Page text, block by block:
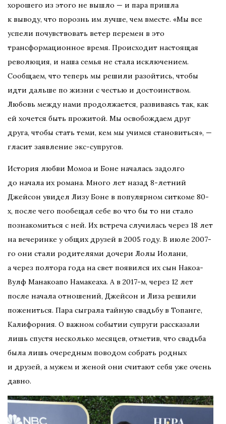
хорошего из этого не вышло — и пара пришла
к выводу, что порознь им лучше, чем вместе. «Мы все
успели почувствовать ветер перемен в это
трансформационное время. Происходит настоящая
революция, и наша семья не стала исключением.
Сообщаем, что теперь мы решили разойтись, чтобы
идти дальше по жизни с честью и достоинством.
Любовь между нами продолжается, развиваясь так, как
ей хочется быть прожитой. Мы освобождаем друг
друга, чтобы стать теми, кем мы учимся становиться», —
гласит заявление экс-супругов.
История любви Момоа и Боне началась задолго
до начала их романа. Много лет назад 8-летний
Джейсон увидел Лизу Боне в популярном ситкоме 80-
х, после чего пообещал себе во что бы то ни стало
познакомиться с ней. Их встреча случилась через 18 лет
на вечеринке у общих друзей в 2005 году. В июле 2007-
го они стали родителями дочери Лолы Иолани,
а через полтора года на свет появился их сын Накоа-
Вулф Манакоапо Намакеаха. А в 2017-м, через 12 лет
после начала отношений, Джейсон и Лиза решили
пожениться. Пара сыграла тайную свадьбу в Топанге,
Калифорния. О важном событии супруги рассказали
лишь спустя несколько месяцев, отметив, что свадьба
была лишь очередным поводом собрать родных
и друзей, а мужем и женой они считают себя уже очень
давно.